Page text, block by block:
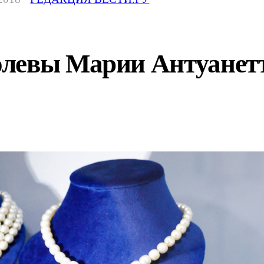
Марии